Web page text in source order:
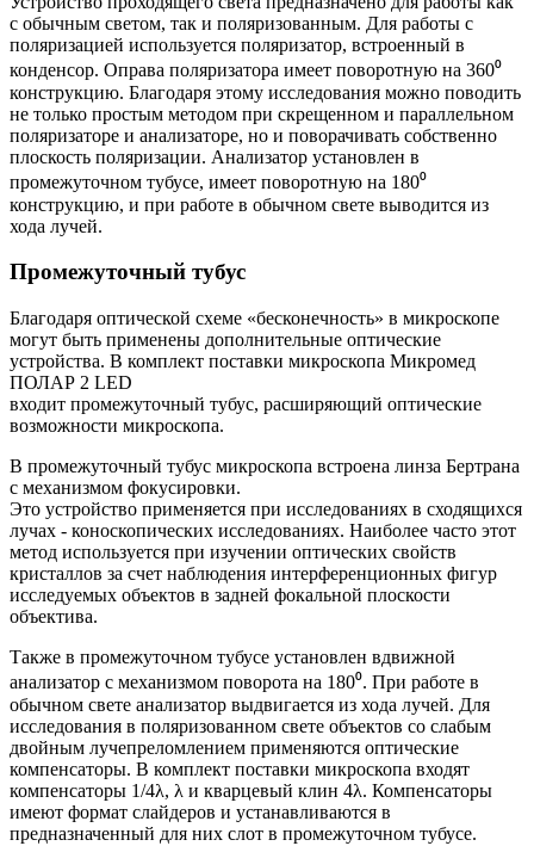
с обычным светом, так и поляризованным. Для работы с
поляризацией используется поляризатор, встроенный в
конденсор. Оправа поляризатора имеет поворотную на 360⁰
конструкцию. Благодаря этому исследования можно поводить
не только простым методом при скрещенном и параллельном
поляризаторе и анализаторе, но и поворачивать собственно
плоскость поляризации. Анализатор установлен в
промежуточном тубусе, имеет поворотную на 180⁰
конструкцию, и при работе в обычном свете выводится из
хода лучей.
Промежуточный тубус
Благодаря оптической схеме «бесконечность» в микроскопе
могут быть применены дополнительные оптические
устройства. В комплект поставки микроскопа Микромед
ПОЛАР 2 LED
входит промежуточный тубус, расширяющий оптические
возможности микроскопа.
В промежуточный тубус микроскопа встроена линза Бертрана
с механизмом фокусировки.
Это устройство применяется при исследованиях в сходящихся
лучах - коноскопических исследованиях. Наиболее часто этот
метод используется при изу­че­нии оп­тических свойств
кри­стал­лов за счет наблюдения интерференционных фигур
исследуемых объектов в задней фокальной плоскости
объектива.
Также в промежуточном тубусе установлен вдвижной
анализатор с механизмом поворота на 180⁰. При работе в
обычном свете анализатор выдвигается из хода лучей. Для
исследования в поляризованном свете объектов со слабым
двойным лучепреломлением применяются оптические
компенсаторы. В комплект поставки микроскопа входят
компенсаторы 1/4λ, λ и кварцевый клин 4λ. Компенсаторы
имеют формат слайдеров и устанавливаются в
предназначенный для них слот в промежуточном тубусе.